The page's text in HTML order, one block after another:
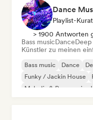
Dance
Playlist-
> 1900 Antworten
Bass musicDanceDeep
Künstler zu meinen
Bass music Dance
Funky / Jackin House
Melodic & Progressive